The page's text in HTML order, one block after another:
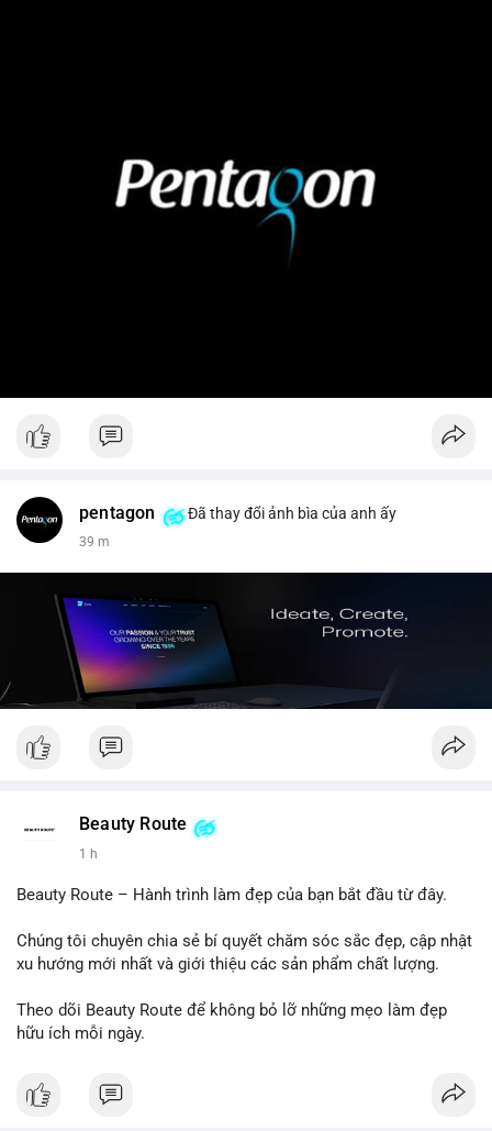
pentagon Đã thay đổi ảnh bìa của anh ấy
39 m
Beauty Route
1 h
Beauty Route – Hành trình làm đẹp của bạn bắt đầu từ đây.
Chúng tôi chuyên chia sẻ bí quyết chăm sóc sắc đẹp, cập nhật
xu hướng mới nhất và giới thiệu các sản phẩm chất lượng.
Theo dõi Beauty Route để không bỏ lỡ những mẹo làm đẹp
hữu ích mỗi ngày.